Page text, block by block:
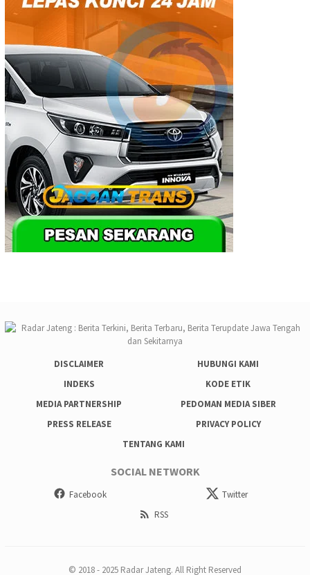
DISCLAIMER
HUBUNGI KAMI
INDEKS
KODE ETIK
MEDIA PARTNERSHIP
PEDOMAN MEDIA SIBER
PRESS RELEASE
PRIVACY POLICY
TENTANG KAMI
SOCIAL NETWORK
Facebook
Twitter
RSS
© 2018 - 2025 Radar Jateng. All Right Reserved